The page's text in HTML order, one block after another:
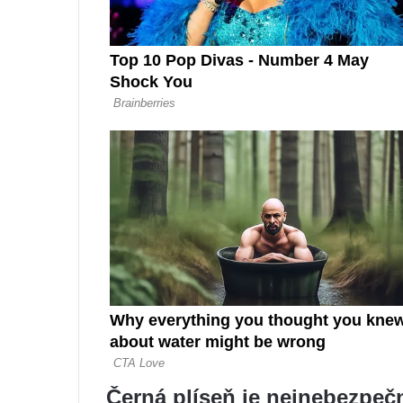
Černá plíseň je